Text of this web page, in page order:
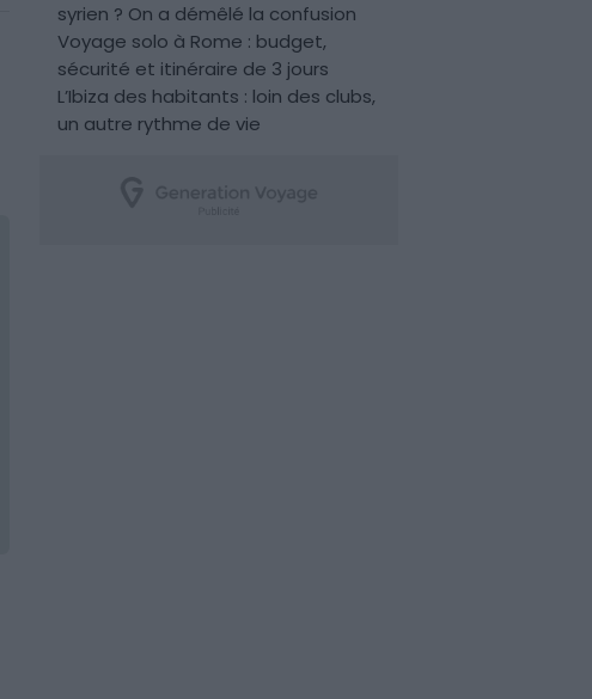
syrien ? On a démêlé la confusion
Voyage solo à Rome : budget,
sécurité et itinéraire de 3 jours
L’Ibiza des habitants : loin des clubs,
un autre rythme de vie